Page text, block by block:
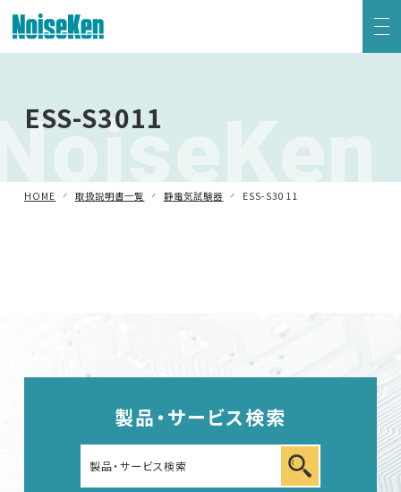
ESS-S3011
HOME 取扱説明書一覧 静電気試験器 ESS-S3011
製品・サービス検索
方形波インパルスノイズ試験器
電源電圧変動試験器・その他試験器
車載用EMC試験器